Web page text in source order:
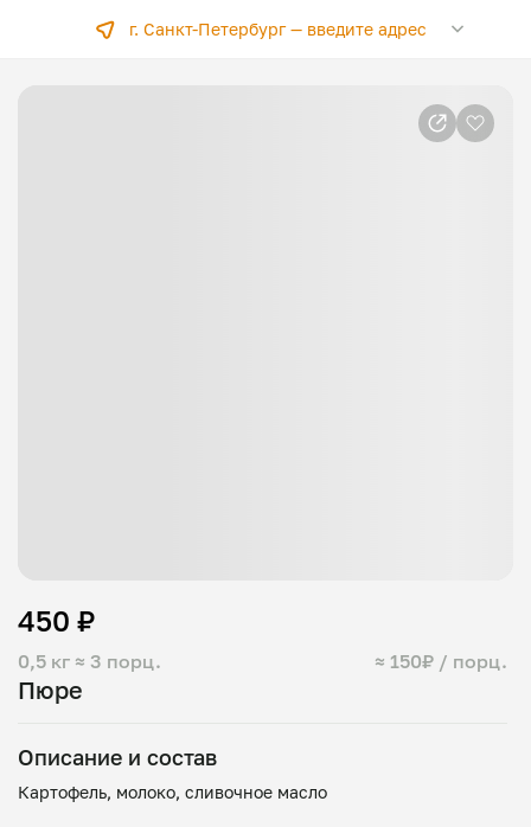
г. Санкт-Петербург —введите адрес
Пюре
0,5 кг ≈ 3 порц. ≈ 150₽ / порц.
450 ₽
Описание и состав